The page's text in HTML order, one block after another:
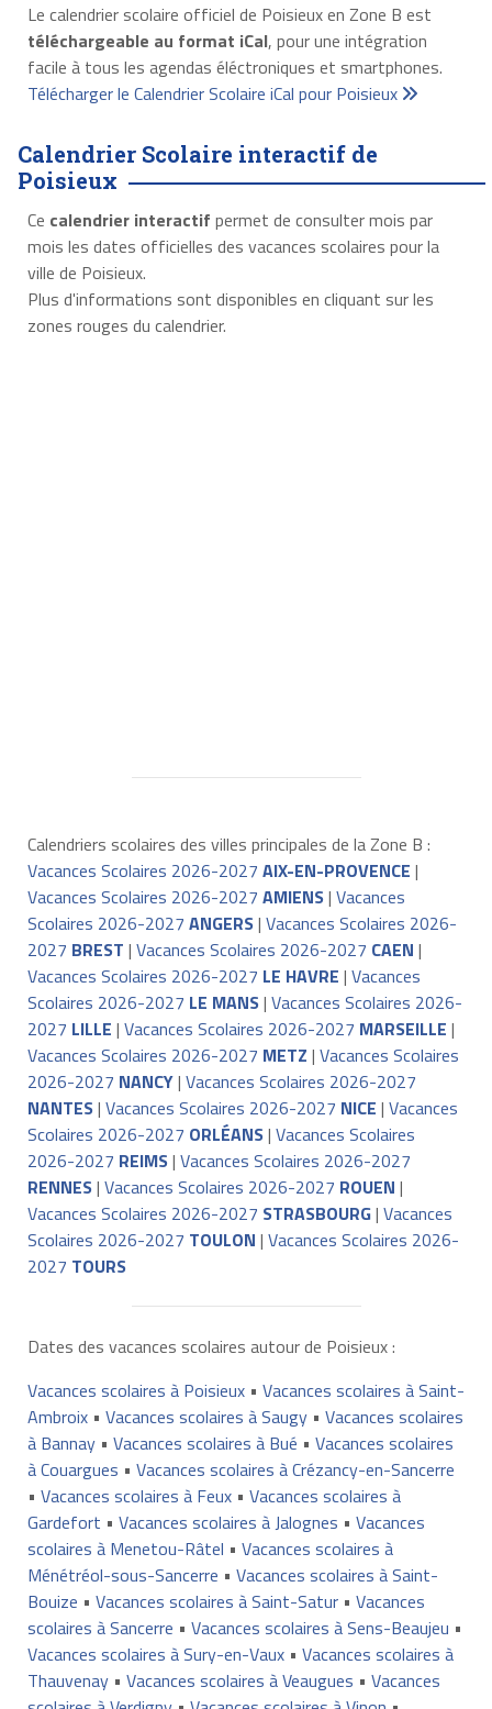
Le calendrier scolaire officiel de Poisieux en Zone B est
téléchargeable au format iCal, pour une intégration
facile à tous les agendas éléctroniques et smartphones.
Télécharger le Calendrier Scolaire iCal pour Poisieux
Calendrier Scolaire interactif de
Poisieux
Ce calendrier interactif permet de consulter mois par
mois les dates officielles des vacances scolaires pour la
ville de Poisieux.
Plus d'informations sont disponibles en cliquant sur les
zones rouges du calendrier.
Calendriers scolaires des villes principales de la Zone B :
Vacances Scolaires 2026-2027 AIX-EN-PROVENCE |
Vacances Scolaires 2026-2027 AMIENS| Vacances
Scolaires 2026-2027 ANGERS| Vacances Scolaires 2026-
2027 BREST | Vacances Scolaires 2026-2027 CAEN |
Vacances Scolaires 2026-2027 LE HAVRE | Vacances
Scolaires 2026-2027 LE MANS| Vacances Scolaires 2026-
2027 LILLE | Vacances Scolaires 2026-2027 MARSEILLE |
Vacances Scolaires 2026-2027 METZ | Vacances Scolaires
2026-2027 NANCY| Vacances Scolaires 2026-2027
NANTES| Vacances Scolaires 2026-2027 NICE | Vacances
Scolaires 2026-2027 ORLÉANS| Vacances Scolaires
2026-2027 REIMS| Vacances Scolaires 2026-2027
RENNES| Vacances Scolaires 2026-2027 ROUEN |
Vacances Scolaires 2026-2027 STRASBOURG| Vacances
Scolaires 2026-2027 TOULON | Vacances Scolaires 2026-
2027 TOURS
Dates des vacances scolaires autour de Poisieux :
Vacances scolaires à Poisieux• Vacances scolaires à Saint-
Ambroix• Vacances scolaires à Saugy• Vacances scolaires
à Bannay• Vacances scolaires à Bué • Vacances scolaires
à Couargues • Vacances scolaires à Crézancy-en-Sancerre
• Vacances scolaires à Feux• Vacances scolaires à
Gardefort • Vacances scolaires à Jalognes • Vacances
scolaires à Menetou-Râtel • Vacances scolaires à
Ménétréol-sous-Sancerre • Vacances scolaires à Saint-
Bouize • Vacances scolaires à Saint-Satur• Vacances
scolaires à Sancerre • Vacances scolaires à Sens-Beaujeu •
Vacances scolaires à Sury-en-Vaux• Vacances scolaires à
Thauvenay• Vacances scolaires à Veaugues • Vacances